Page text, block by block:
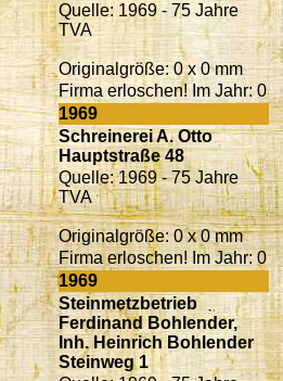
Quelle: 1969 - 75 Jahre
TVA
Originalgröße: 0 x 0 mm
Firma erloschen! Im Jahr: 0
1969
Schreinerei A. Otto
Hauptstraße 48
Quelle: 1969 - 75 Jahre
TVA
Originalgröße: 0 x 0 mm
Firma erloschen! Im Jahr: 0
1969
Steinmetzbetrieb
Ferdinand Bohlender,
Inh. Heinrich Bohlender
Steinweg 1